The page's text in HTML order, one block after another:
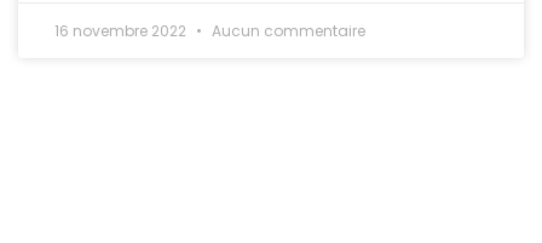
16 novembre 2022 Aucun commentaire